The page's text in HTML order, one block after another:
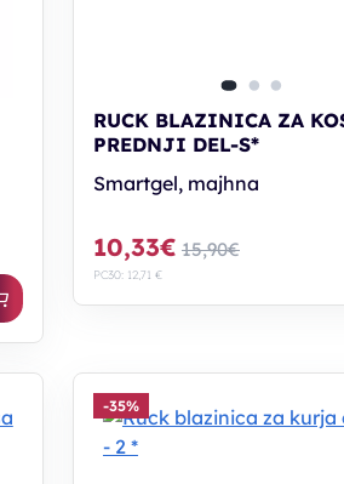
RUCK BLAZINICA ZA
PREDNJI DEL-S*
Smartgel, majhna
10,33€ 15,90€
PC30: 12,71 €
-35%